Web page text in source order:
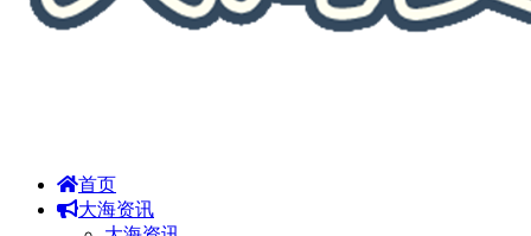
首页
大海资讯